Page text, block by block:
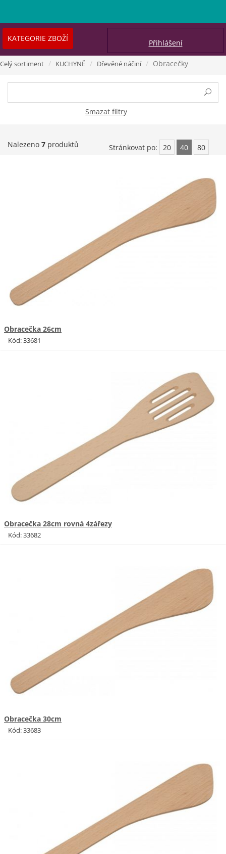
Přihlášení
KATEGORIE ZBOŽÍ
Celý sortiment KUCHYNĚ Dřevěné náčiní Obracečky
Smazat filtry
Nalezeno 7 produktů Stránkovat po: 20 40 80
Obracečka 26cm
Kód: 33681
Obracečka 28cm rovná 4zářezy
Kód: 33682
Obracečka 30cm
Kód: 33683